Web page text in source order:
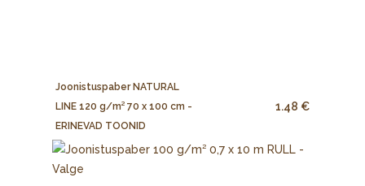
Joonistuspaber NATURAL
LINE 120 g/m² 70 x 100 cm -
ERINEVAD TOONID
1.48 €